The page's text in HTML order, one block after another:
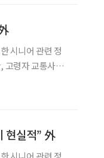
시니어 관련 정
현실적” 外